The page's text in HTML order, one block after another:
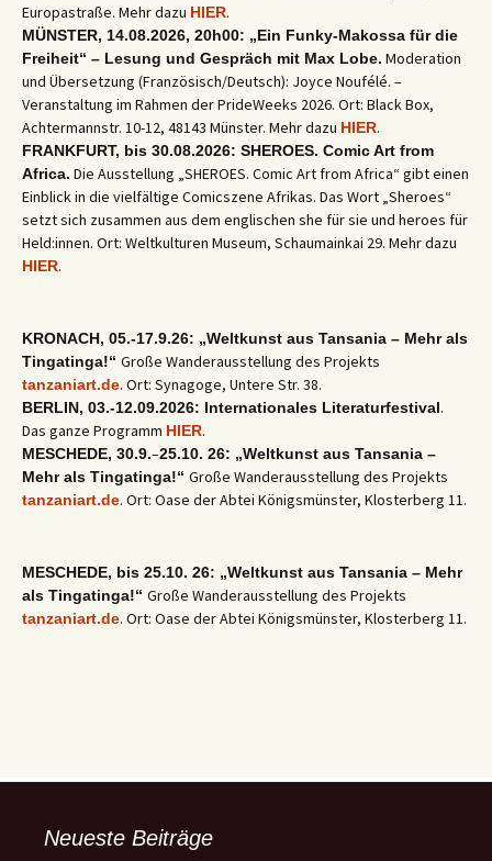
Europastraße. Mehr dazu HIER.
MÜNSTER, 14.08.2026, 20h00: „Ein Funky-Makossa für die
Freiheit“ – Lesung und Gespräch mit Max Lobe. Moderation
und Übersetzung (Französisch/Deutsch): Joyce Noufélé. –
Veranstaltung im Rahmen der PrideWeeks 2026. Ort: Black Box,
Achtermannstr. 10-12, 48143 Münster. Mehr dazu HIER.
FRANKFURT, bis 30.08.2026: SHEROES. Comic Art from
Africa. Die Ausstellung „SHEROES. Comic Art from Africa“ gibt einen
Einblick in die vielfältige Comicszene Afrikas. Das Wort „Sheroes“
setzt sich zusammen aus dem englischen she für sie und heroes für
Held:innen. Ort: Weltkulturen Museum, Schaumainkai 29. Mehr dazu
HIER.
KRONACH, 05.-17.9.26: „Weltkunst aus Tansania – Mehr als
Tingatinga!“ Große Wanderausstellung des Projekts
tanzaniart.de. Ort: Synagoge, Untere Str. 38.
BERLIN, 03.-12.09.2026: Internationales Literaturfestival.
Das ganze Programm HIER.
MESCHEDE, 30.9.–25.10. 26: „Weltkunst aus Tansania –
Mehr als Tingatinga!“ Große Wanderausstellung des Projekts
tanzaniart.de. Ort: Oase der Abtei Königsmünster, Klosterberg 11.
MESCHEDE, bis 25.10. 26: „Weltkunst aus Tansania – Mehr
als Tingatinga!“ Große Wanderausstellung des Projekts
tanzaniart.de. Ort: Oase der Abtei Königsmünster, Klosterberg 11.
Neueste Beiträge